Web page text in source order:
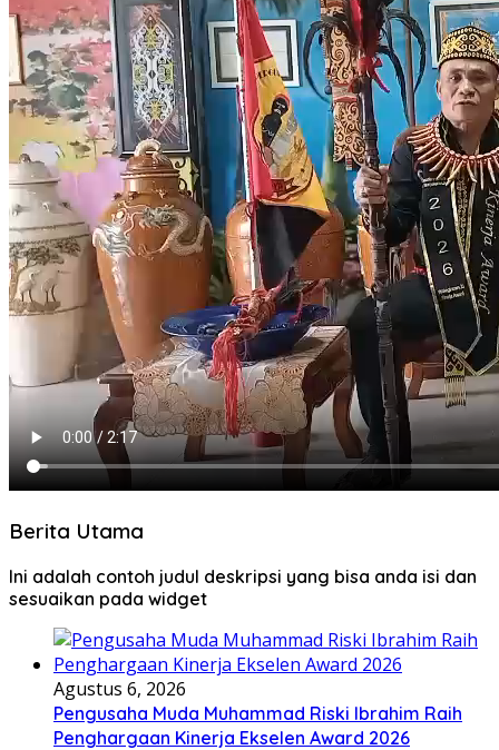
Berita Utama
Ini adalah contoh judul deskripsi yang bisa anda isi dan
sesuaikan pada widget
Agustus 6, 2026
Pengusaha Muda Muhammad Riski Ibrahim Raih
Penghargaan Kinerja Ekselen Award 2026